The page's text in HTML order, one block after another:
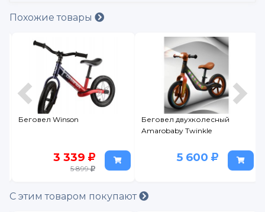
Похожие товары
Беговел Winson
3 339
5 899
Беговел двухколесный
Amarobaby Twinkle
5 600
С этим товаром покупают